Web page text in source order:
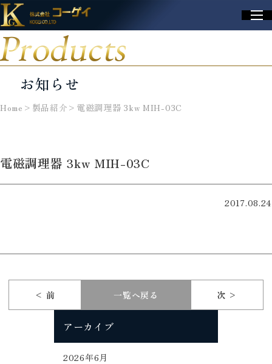
お知らせ
Home > 製品紹介 > 電磁調理器 3kw MIH-03C
電磁調理器 3kw MIH-03C
2017.08.24
< 前 一覧へ戻る 次 >
アーカイブ
2026年6月